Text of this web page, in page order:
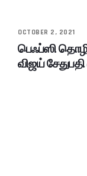
OCTOBER 2, 2021
பெஃப்ஸி
விஜய்